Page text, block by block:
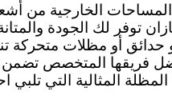
المساحات الخارجية من
توفر لك الجودة
أو مظلات متحركة
المتخصص تضمن لك
المثالية التي تلبي